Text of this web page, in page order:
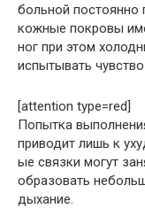
больной постоянно
кожные покровы
ног при этом
испытывать чувство
[attention type=red]
Попытка
приводит лишь к
ые связки могут
образовать
дыхание.